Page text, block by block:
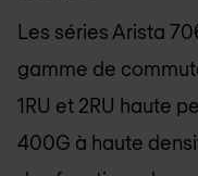
Les séries Arista
gamme de
1RU et 2RU haute
400G à haute